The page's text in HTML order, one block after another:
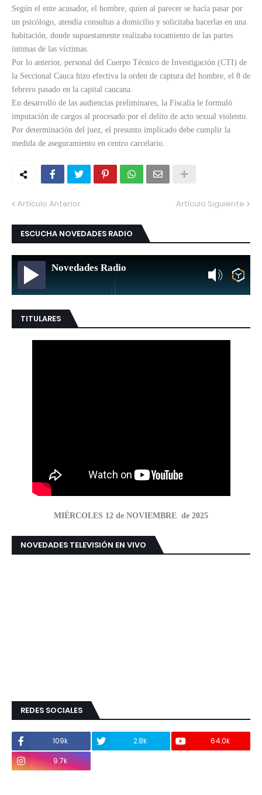
Según el ente acusador, el hombre, quien al parecer se hacía pasar por
un psicólogo, atendía consultas a domicilio y solicitaba hacerlas en una
habitación, donde supuestamente realizaba tocamiento de las partes
íntimas de las víctimas.
Por lo anterior, personal del Cuerpo Técnico de Investigación (CTI) de
la Seccional Cauca hizo efectiva la orden de captura del hombre, el 8 de
febrero pasado en la capital caucana.
En desarrollo de las audiencias preliminares, la Fiscalía le formuló
imputación de cargos al procesado por el delito de acto sexual violento.
Por determinación del juez, el presunto implicado debe cumplir la
medida de aseguramiento en centro carcelario.
Artículo Anterior Artículo Siguiente
ESCUCHA NOVEDADES RADIO
Novedades Radio
TITULARES
MIÉRCOLES 12 de NOVIEMBRE de 2025
NOVEDADES TELEVISIÓN EN VIVO
REDES SOCIALES
109k 2.8k
64.0k
9.7k